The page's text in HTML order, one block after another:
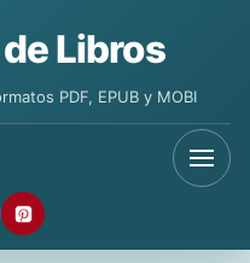
Libros
PDF, EPUB y MOBI